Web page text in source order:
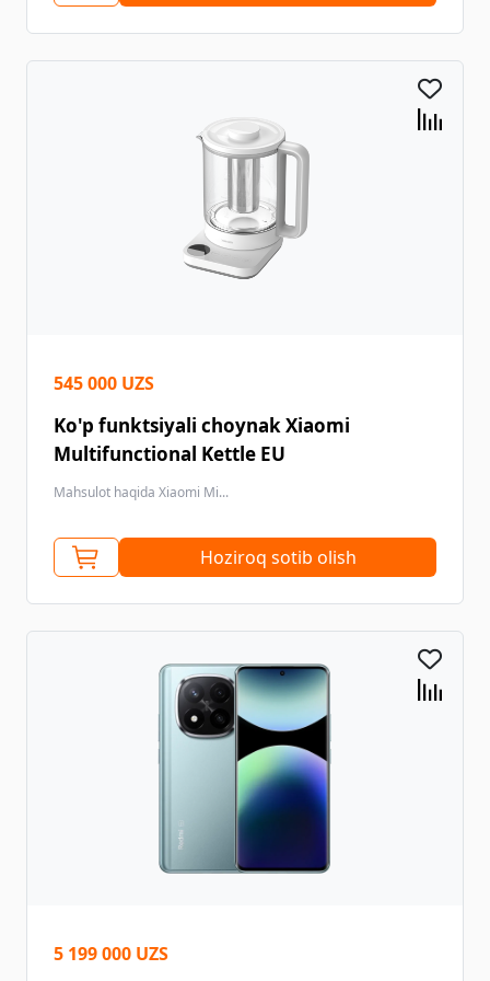
545 000 UZS
Ko'p funktsiyali choynak Xiaomi
Multifunctional Kettle EU
Mahsulot haqida Xiaomi Mi...
Hoziroq sotib olish
5 199 000 UZS